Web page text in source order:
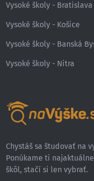
Vysoké školy - Bratislava
Vysoké školy - Košice
Vysoké školy - Banská
Vysoké školy - Nitra
Chystáš sa študovať na
Ponúkame ti
škôl, stačí si len vybrať.